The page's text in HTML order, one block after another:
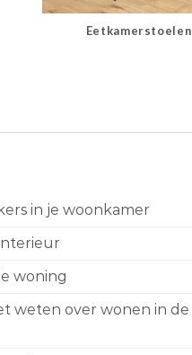
Eetkamerstoelen
in je woonkamer
woning
weten over wonen in de